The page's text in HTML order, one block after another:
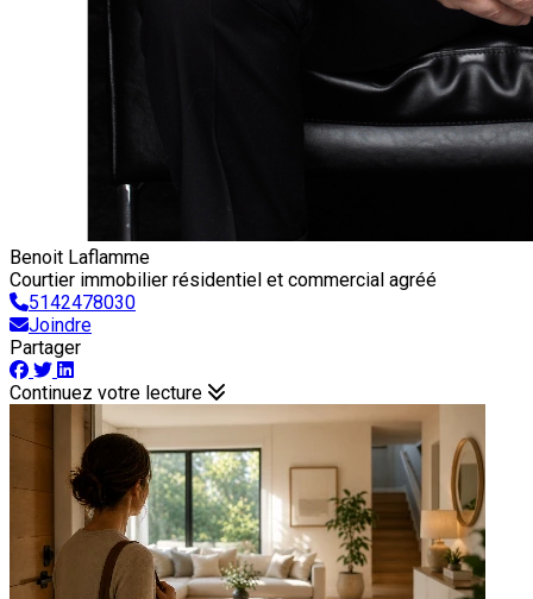
Benoit Laflamme
Courtier immobilier résidentiel et commercial agréé
5142478030
Joindre
Partager
Continuez votre lecture